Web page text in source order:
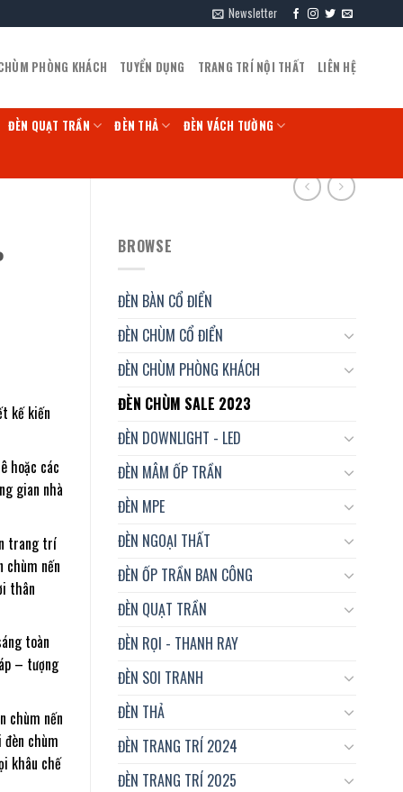
Newsletter
PHÒNG KHÁCH TUYỂN DỤNG TRANG TRÍ NỘI THẤT LIÊN HỆ
ĐÈN QUẠT TRẦN ĐÈN THẢ ĐÈN VÁCH TƯỜNG
BROWSE
ĐÈN BÀN CỔ ĐIỂN
ĐÈN CHÙM CỔ ĐIỂN
ĐÈN CHÙM PHÒNG KHÁCH
ĐÈN CHÙM SALE 2023
ĐÈN DOWNLIGHT - LED
ĐÈN MÂM ỐP TRẦN
ĐÈN MPE
ĐÈN NGOẠI THẤT
ĐÈN ỐP TRẦN BAN CÔNG
ĐÈN QUẠT TRẦN
ĐÈN RỌI - THANH RAY
ĐÈN SOI TRANH
ĐÈN THẢ
ĐÈN TRANG TRÍ 2024
ĐÈN TRANG TRÍ 2025
kế kiến
hoặc các
gian nhà
trang trí
chùm nến
thân
toàn
– tượng
chùm nến
chùm
khâu chế